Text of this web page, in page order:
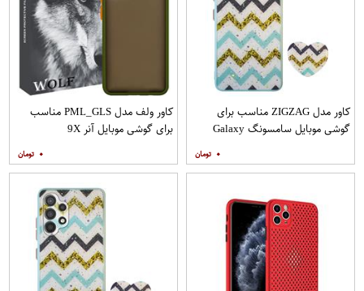
کاور مدل ZIGZAG مناسب برای
گوشی موبایل سامسونگ Galaxy
۰
کاور ولف مدل PML_GLS مناسب
برای گوشی موبایل آنر 9X
۰